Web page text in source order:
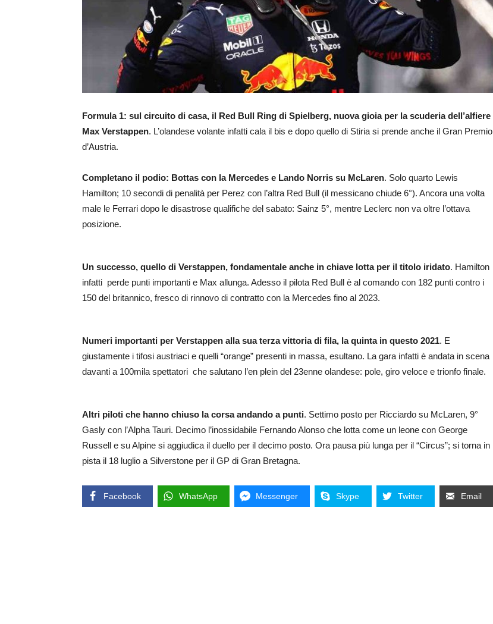
Formula 1: sul circuito di casa, il Red Bull Ring di Spielberg, nuova gioia per la scuderia dell’alfiere
Max Verstappen. L’olandese volante infatti cala il bis e dopo quello di Stiria si prende anche il Gran Premio
d’Austria.
Completano il podio: Bottas con la Mercedes e Lando Norris su McLaren. Solo quarto Lewis
Hamilton; 10 secondi di penalità per Perez con l’altra Red Bull (il messicano chiude 6°). Ancora una volta
male le Ferrari dopo le disastrose qualifiche del sabato: Sainz 5°, mentre Leclerc non va oltre l’ottava
posizione.
Un successo, quello di Verstappen, fondamentale anche in chiave lotta per il titolo iridato. Hamilton
infatti perde punti importanti e Max allunga. Adesso il pilota Red Bull è al comando con 182 punti contro i
150 del britannico, fresco di rinnovo di contratto con la Mercedes fino al 2023.
Numeri importanti per Verstappen alla sua terza vittoria di fila, la quinta in questo 2021. E
giustamente i tifosi austriaci e quelli “orange” presenti in massa, esultano. La gara infatti è andata in scena
davanti a 100mila spettatori che salutano l’en plein del 23enne olandese: pole, giro veloce e trionfo finale.
Altri piloti che hanno chiuso la corsa andando a punti. Settimo posto per Ricciardo su McLaren, 9°
Gasly con l’Alpha Tauri. Decimo l’inossidabile Fernando Alonso che lotta come un leone con George
Russell e su Alpine si aggiudica il duello per il decimo posto. Ora pausa più lunga per il “Circus”; si torna in
pista il 18 luglio a Silverstone per il GP di Gran Bretagna.
Facebook WhatsApp Messenger Skype Twitter Email